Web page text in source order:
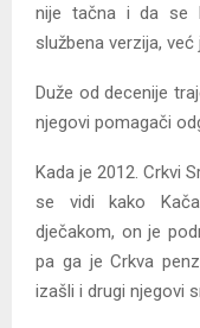
nije tačna i da se
službena verzija, već
Duže od decenije
njegovi pomagači
Kada je 2012. Crkvi
se vidi kako
dječakom, on je
pa ga je Crkva
izašli i drugi njegovi